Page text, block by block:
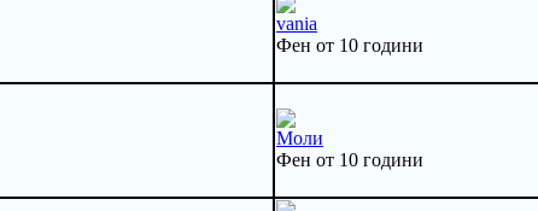
vania
Фен от 10 години
Моли
Фен от 10 години